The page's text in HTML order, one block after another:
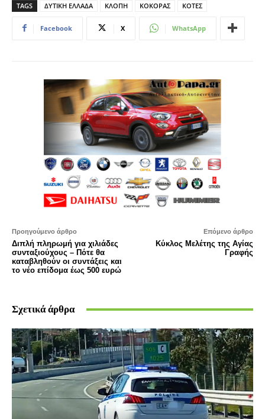
TAGS ΔΥΤΙΚΗ ΕΛΛΑΔΑ ΚΛΟΠΗ ΚΟΚΟΡΑΣ ΚΟΤΕΣ
Facebook X WhatsApp
Προηγούμενο άρθρο
Διπλή πληρωμή για χιλιάδες
συνταξιούχους – Πότε θα
καταβληθούν οι συντάξεις και
το νέο επίδομα έως 500 ευρώ
Επόμενο άρθρο
Kύκλος Μελέτης της Αγίας
Γραφής
Σχετικά άρθρα